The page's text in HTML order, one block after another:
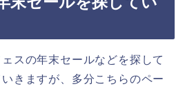
スの年末セールなどを探して
きますが、多分こちらのペー